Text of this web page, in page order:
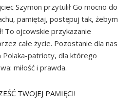
Szymon przytulił Go mocno do
pamiętaj, postępuj tak, żebym
To ojcowskie przykazanie
całe życie. Pozostanie dla nas
Polaka-patrioty, dla którego
miłość i prawda.
TWOJEJ PAMIĘCI!